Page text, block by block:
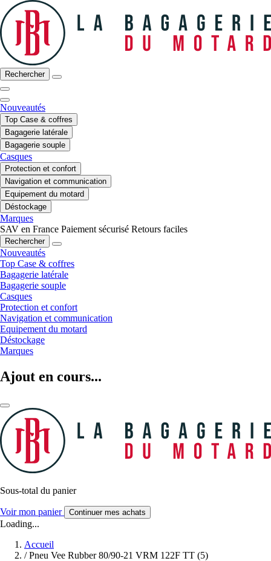
Rechercher
Nouveautés
Top Case & coffres
Bagagerie latérale
Bagagerie souple
Casques
Protection et confort
Navigation et communication
Equipement du motard
Déstockage
Marques
SAV en France Paiement sécurisé Retours faciles
Rechercher
Nouveautés
Top Case & coffres
Bagagerie latérale
Bagagerie souple
Casques
Protection et confort
Navigation et communication
Equipement du motard
Déstockage
Marques
Ajout en cours...
Sous-total du panier
Voir mon panier Continuer mes achats
Loading...
Accueil
/ Pneu Vee Rubber 80/90-21 VRM 122F TT (5)